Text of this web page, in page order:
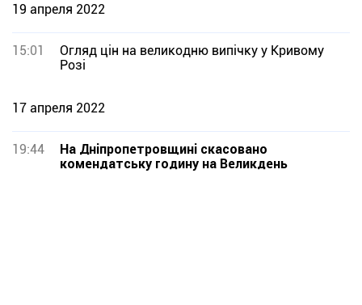
19 апреля 2022
15:01
Огляд цін на великодню випічку у Кривому
Розі
17 апреля 2022
19:44
На Дніпропетровщині скасовано
комендатську годину на Великдень